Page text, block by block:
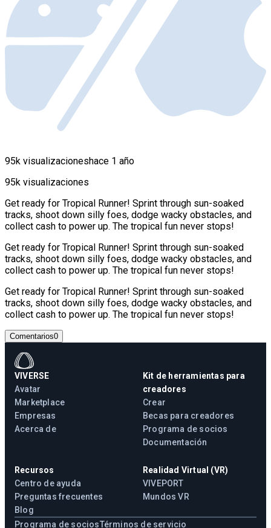
95k visualizacioneshace 1 año
95k visualizaciones
Get ready for Tropical Runner! Sprint through sun-soaked
tracks, shoot down silly foes, dodge wacky obstacles, and
collect cash to power up. The tropical fun never stops!
Get ready for Tropical Runner! Sprint through sun-soaked
tracks, shoot down silly foes, dodge wacky obstacles, and
collect cash to power up. The tropical fun never stops!
Get ready for Tropical Runner! Sprint through sun-soaked
tracks, shoot down silly foes, dodge wacky obstacles, and
collect cash to power up. The tropical fun never stops!
Comentarios0
VIVERSE
Avatar
Marketplace
Empresas
Acerca de
Kit de herramientas para
creadores
Crear
Becas para creadores
Programa de socios
Documentación
Recursos
Centro de ayuda
Preguntas frecuentes
Blog
Realidad Virtual (VR)
VIVEPORT
Mundos VR
Programa de sociosTérminos de servicio